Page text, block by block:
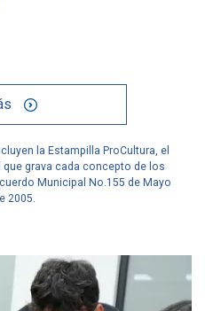
la Estampilla ProCultura, el
grava cada concepto de los
Municipal No.155 de Mayo
2005.